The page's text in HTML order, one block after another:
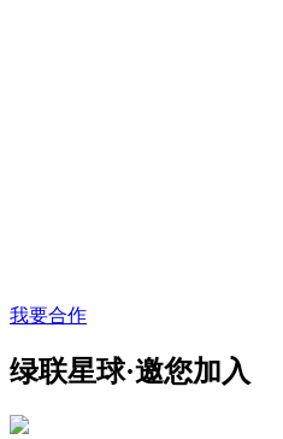
我要合作
绿联星球·邀您加入